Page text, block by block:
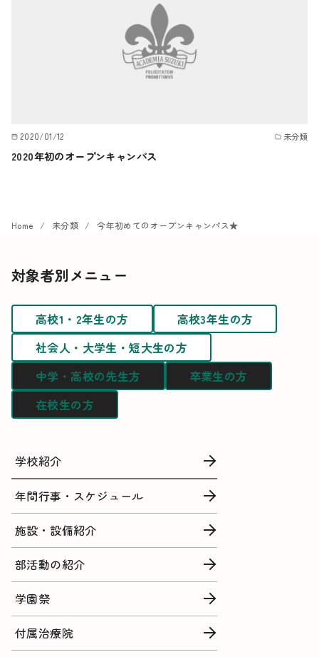
2020/01/12 未分類
2020年初のオープンキャンパス
Home 未分類 今年初めてのオープンキャンパス★
対象者別メニュー
高校1・2年生の方
高校3年生の方
社会人・大学生・短大生の方
中学・高校の先生方
卒業生の方
在校生の方
学校紹介
年間行事・スケジュール
施設・設備紹介
部活動の紹介
学園祭
付属治療院